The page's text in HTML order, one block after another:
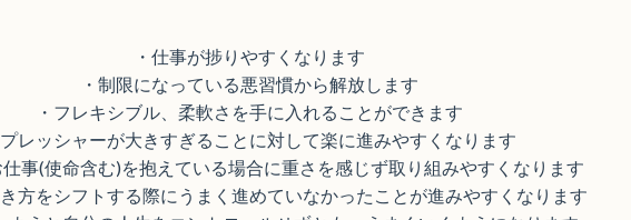
・仕事が捗りやすくなります
・制限になっている悪習慣から解放します
・フレキシブル、柔軟さを手に入れることができます
レッシャーが大きすぎることに対して楽に進みやすくなります
事(使命含む)を抱えている場合に重さを感じず取り組みやすくなります
方をシフトする際にうまく進めていなかったことが進みやすくなります